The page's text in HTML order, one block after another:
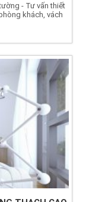
- Tư vấn thiết
khách, vách